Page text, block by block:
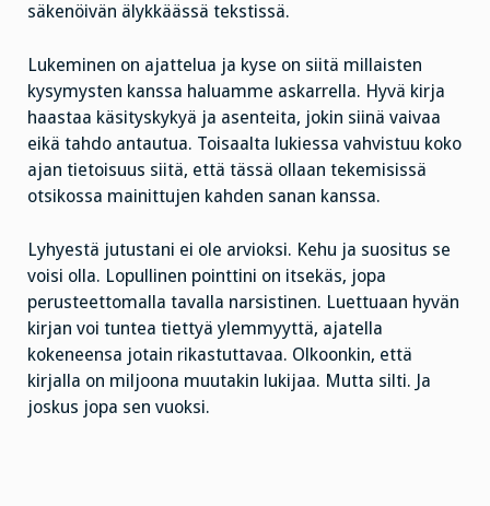
säkenöivän älykkäässä tekstissä.
Lukeminen on ajattelua ja kyse on siitä millaisten
kysymysten kanssa haluamme askarrella. Hyvä kirja
haastaa käsityskykyä ja asenteita, jokin siinä vaivaa
eikä tahdo antautua. Toisaalta lukiessa vahvistuu koko
ajan tietoisuus siitä, että tässä ollaan tekemisissä
otsikossa mainittujen kahden sanan kanssa.
Lyhyestä jutustani ei ole arvioksi. Kehu ja suositus se
voisi olla. Lopullinen pointtini on itsekäs, jopa
perusteettomalla tavalla narsistinen. Luettuaan hyvän
kirjan voi tuntea tiettyä ylemmyyttä, ajatella
kokeneensa jotain rikastuttavaa. Olkoonkin, että
kirjalla on miljoona muutakin lukijaa. Mutta silti. Ja
joskus jopa sen vuoksi.